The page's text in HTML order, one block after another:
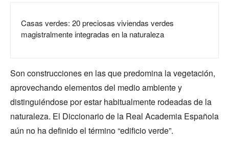
Casas verdes: 20 preciosas viviendas verdes
magistralmente integradas en la naturaleza
Son construcciones en las que predomina la vegetación,
aprovechando elementos del medio ambiente y
distinguiéndose por estar habitualmente rodeadas de la
naturaleza. El Diccionario de la Real Academia Española
aún no ha definido el término “edificio verde”.